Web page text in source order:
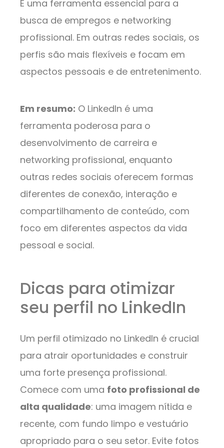
É uma ferramenta essencial para a
busca de empregos e networking
profissional. Em outras redes sociais, os
perfis são mais flexíveis e focam em
aspectos pessoais e de entretenimento.
Em resumo: O LinkedIn é uma
ferramenta poderosa para o
desenvolvimento de carreira e
networking profissional, enquanto
outras redes sociais oferecem formas
diferentes de conexão, interação e
compartilhamento de conteúdo, com
foco em diferentes aspectos da vida
pessoal e social.
Dicas para otimizar
seu perfil no LinkedIn
Um perfil otimizado no LinkedIn é crucial
para atrair oportunidades e construir
uma forte presença profissional.
Comece com uma foto profissional de
alta qualidade: uma imagem nítida e
recente, com fundo limpo e vestuário
apropriado para o seu setor. Evite fotos